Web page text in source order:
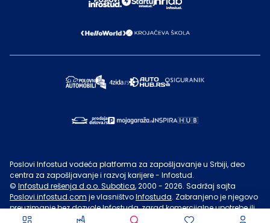
Poslovi Infostud vodeća platforma za zapošljavanje u Srbiji, deo
centra za zapošljavanje i razvoj karijere - Infostud.
© Infostud rešenja d.o.o. Subotica, 2000 - 2026. Sadržaj sajta
Poslovi.infostud.com je vlasništvoInfostuda. Zabranjeno je njegovo
preuzimanje bez dozvoleInfostuda, zarad komercijalne upotrebe ili
u druge svrhe, osim za lične potrebe posetilaca sajta.